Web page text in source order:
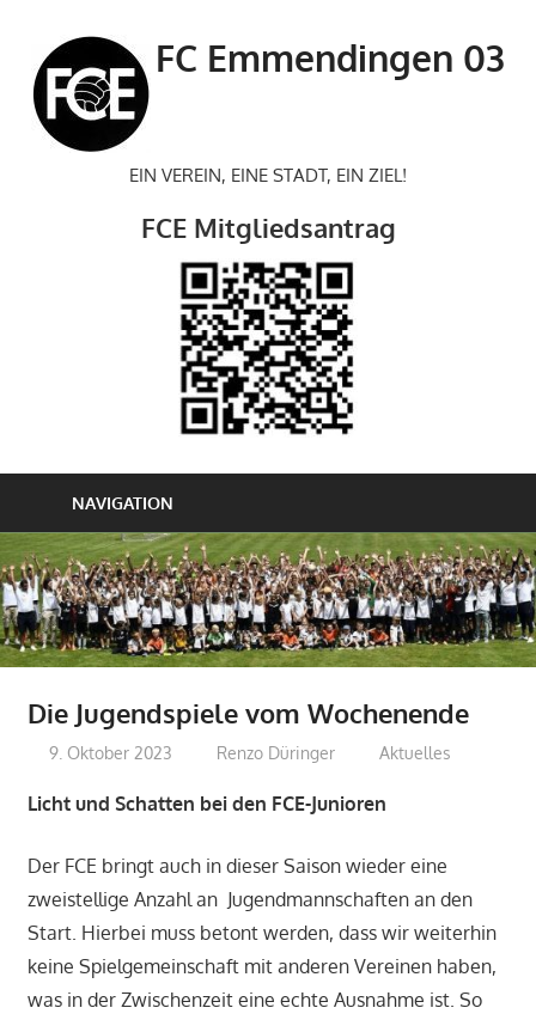
springen
FC Emmendingen 03
EIN VEREIN, EINE STADT, EIN ZIEL!
FCE Mitgliedsantrag
NAVIGATION
Die Jugendspiele vom Wochenende
9. Oktober 2023 Renzo Düringer Aktuelles
Licht und Schatten bei den FCE-Junioren
Der FCE bringt auch in dieser Saison wieder eine
zweistellige Anzahl an Jugendmannschaften an den
Start. Hierbei muss betont werden, dass wir weiterhin
keine Spielgemeinschaft mit anderen Vereinen haben,
was in der Zwischenzeit eine echte Ausnahme ist. So